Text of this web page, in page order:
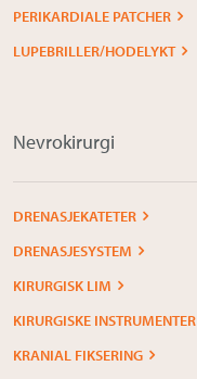
PERIKARDIALE PATCHER
LUPEBRILLER/HODELYKT
Nevrokirurgi
DRENASJEKATETER
DRENASJESYSTEM
KIRURGISK LIM
KIRURGISKE INSTRUMENTER
KRANIAL FIKSERING